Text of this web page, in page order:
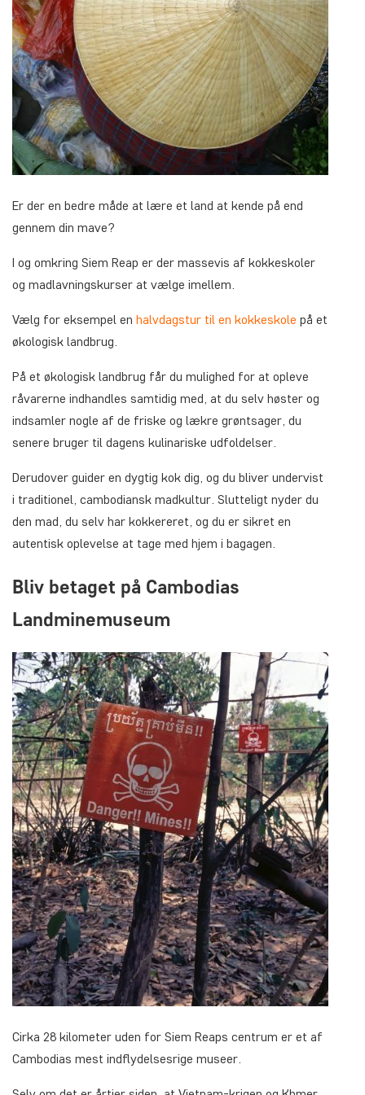
Er der en bedre måde at lære et land at kende på end
gennem din mave?
I og omkring Siem Reap er der massevis af kokkeskoler
og madlavningskurser at vælge imellem.
Vælg for eksempel en halvdagstur til en kokkeskole på et
økologisk landbrug.
På et økologisk landbrug får du mulighed for at opleve
råvarerne indhandles samtidig med, at du selv høster og
indsamler nogle af de friske og lækre grøntsager, du
senere bruger til dagens kulinariske udfoldelser.
Derudover guider en dygtig kok dig, og du bliver undervist
i traditionel, cambodiansk madkultur. Slutteligt nyder du
den mad, du selv har kokkereret, og du er sikret en
autentisk oplevelse at tage med hjem i bagagen.
Bliv betaget på Cambodias
Landminemuseum
Cirka 28 kilometer uden for Siem Reaps centrum er et af
Cambodias mest indflydelsesrige museer.